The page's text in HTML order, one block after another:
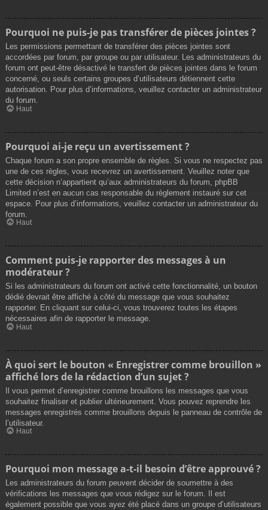
Pourquoi ne puis-je pas transférer de pièces jointes ?
Les permissions permettant de transférer des pièces jointes sont
accordées par forum, par groupe ou par utilisateur. Les administrateurs du
forum ont peut-être désactivé le transfert de pièces jointes dans le forum
concerné, ou seuls certains groupes d’utilisateurs détiennent cette
autorisation. Pour plus d’informations, veuillez contacter un administrateur
du forum.
Haut
Pourquoi ai-je reçu un avertissement ?
Chaque forum a son propre ensemble de règles. Si vous ne respectez pas
une de ces règles, vous recevrez un avertissement. Veuillez noter que
cette décision n’appartient qu’aux administrateurs du forum, phpBB
Limited n’est en aucun cas responsable du règlement instauré sur cet
espace. Pour plus d’informations, veuillez contacter un administrateur du
forum.
Haut
Comment puis-je rapporter des messages à un
modérateur ?
Si les administrateurs du forum ont activé cette fonctionnalité, un bouton
dédié devrait être affiché à côté du message que vous souhaitez
rapporter. En cliquant sur celui-ci, vous trouverez toutes les étapes
nécessaires afin de rapporter le message.
Haut
À quoi sert le bouton « Enregistrer comme brouillon »
affiché lors de la rédaction d’un sujet ?
Il vous permet d’enregistrer comme brouillons les messages que vous
souhaitez finaliser et publier ultérieurement. Vous pouvez reprendre les
messages enregistrés comme brouillons depuis le panneau de contrôle de
l’utilisateur.
Haut
Pourquoi mon message a-t-il besoin d’être approuvé ?
Les administrateurs du forum peuvent décider de soumettre à des
vérifications les messages que vous rédigez sur le forum. Il est
également possible que vous ayez été placé dans un groupe d’utilisateurs